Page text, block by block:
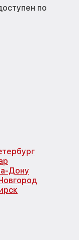
по
Дону